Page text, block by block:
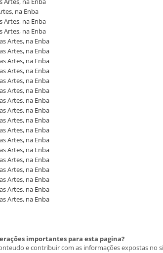
na Enba
Artes, na Enba
Artes, na Enba
Artes, na Enba
Artes, na Enba
Artes, na Enba
Artes, na Enba
Artes, na Enba
Artes, na Enba
Artes, na Enba
Artes, na Enba
Artes, na Enba
Artes, na Enba
Artes, na Enba
Artes, na Enba
Artes, na Enba
Artes, na Enba
Artes, na Enba
Artes, na Enba
Artes, na Enba
importantes para esta pagina?
e contribuir com as informações expostas no